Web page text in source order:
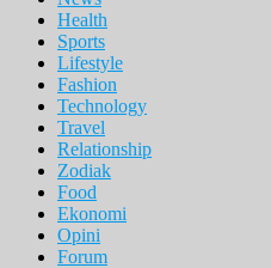
Health
Sports
Lifestyle
Fashion
Technology
Travel
Relationship
Zodiak
Food
Ekonomi
Opini
Forum